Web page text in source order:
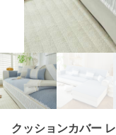
クッションカバー